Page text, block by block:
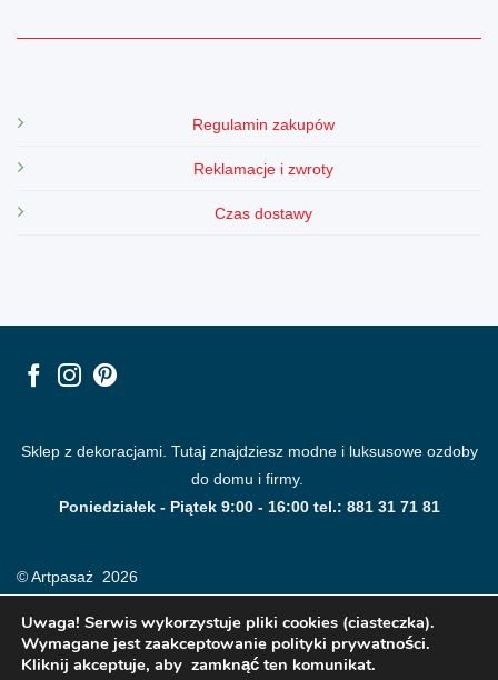
Regulamin zakupów
Reklamacje i zwroty
Czas dostawy
Sklep z dekoracjami. Tutaj znajdziesz modne i luksusowe ozdoby
do domu i firmy.
Poniedziałek - Piątek 9:00 - 16:00 tel.: 881 31 71 81
© Artpasaż 2026
Uwaga! Serwis wykorzystuje pliki cookies (ciasteczka).
Wymagane jest zaakceptowanie polityki prywatności.
Kliknij akceptuje, aby zamknąć ten komunikat.